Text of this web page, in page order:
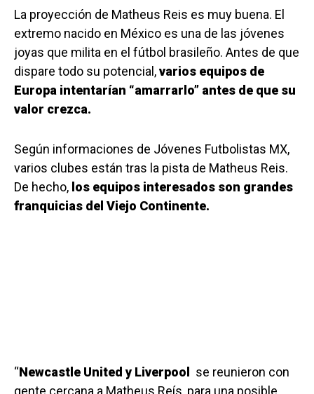
La proyección de Matheus Reis es muy buena. El
extremo nacido en México es una de las jóvenes
joyas que milita en el fútbol brasileño. Antes de que
dispare todo su potencial,varios equipos de
Europa intentarían “amarrarlo” antes de que su
valor crezca.
Según informaciones de Jóvenes Futbolistas MX,
varios clubes están tras la pista de Matheus Reis.
De hecho, los equipos interesados son grandes
franquicias del Viejo Continente.
“Newcastle United y Liverpool
se reunieron con
gente cercana a Matheus Reís, para una posible